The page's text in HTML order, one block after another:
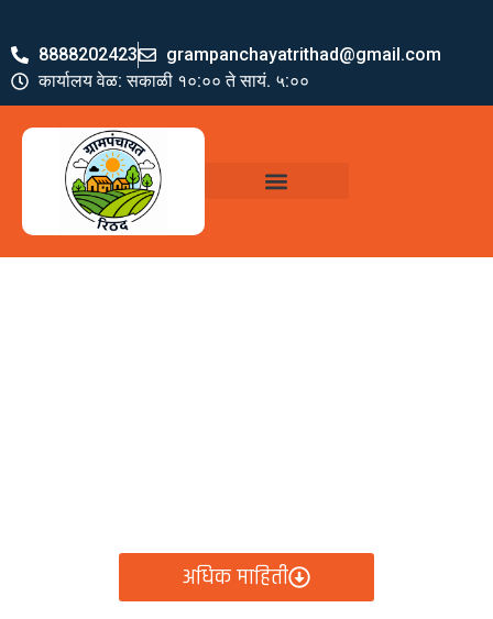
8888202423
grampanchayatrithad@gmail.com
कार्यालय वेळ: सकाळी १०:०० ते सायं. ५:००
अधिक माहिती